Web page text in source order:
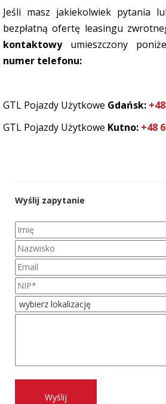
Jeśli masz jakiekolwiek pytania
bezpłatną ofertę leasingu
kontaktowy umieszczony
numer telefonu:
GTL Pojazdy Użytkowe Gdańsk:
GTL Pojazdy Użytkowe Kutno: +48
Wyślij zapytanie